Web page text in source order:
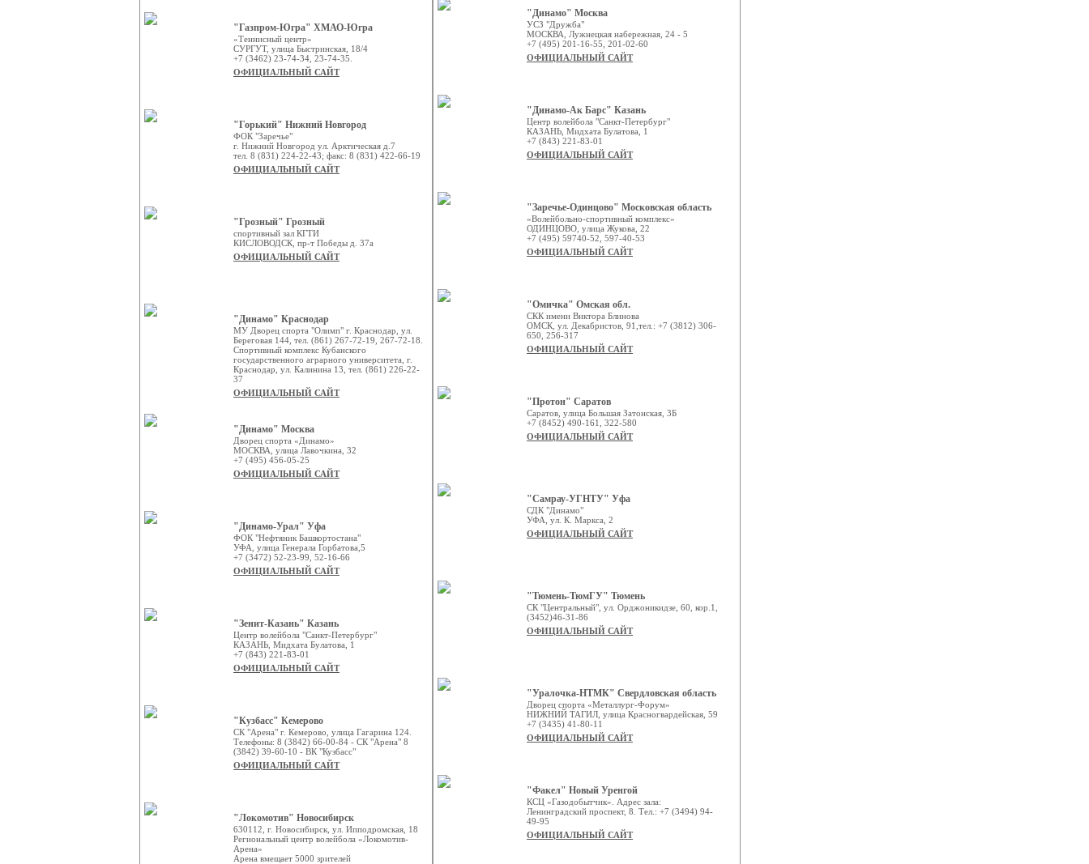
"Газпром-Югра" ХМАО-Югра
«Теннисный центр»
СУРГУТ, улица Быстринская, 18/4
+7 (3462) 23-74-34, 23-74-35.
ОФИЦИАЛЬНЫЙ САЙТ
"Горький" Нижний Новгород
ФОК "Заречье"
г. Нижний Новгород ул. Арктическая д.7
тел. 8 (831) 224-22-43; факс: 8 (831) 422-66-19
ОФИЦИАЛЬНЫЙ САЙТ
"Грозный" Грозный
спортивный зал КГТИ
КИСЛОВОДСК, пр-т Победы д. 37а
ОФИЦИАЛЬНЫЙ САЙТ
"Динамо" Краснодар
МУ Дворец спорта "Олимп" г. Краснодар, ул.
Береговая 144, тел. (861) 267-72-19, 267-72-18.
Спортивный комплекс Кубанского
государственного аграрного университета, г.
Краснодар, ул. Калинина 13, тел. (861) 226-22-
37
ОФИЦИАЛЬНЫЙ САЙТ
"Динамо" Москва
Дворец спорта «Динамо»
МОСКВА, улица Лавочкина, 32
+7 (495) 456-05-25
ОФИЦИАЛЬНЫЙ САЙТ
"Динамо-Урал" Уфа
ФОК "Нефтяник Башкортостана"
УФА, улица Генерала Горбатова,5
+7 (3472) 52-23-99, 52-16-66
ОФИЦИАЛЬНЫЙ САЙТ
"Зенит-Казань" Казань
Центр волейбола "Санкт-Петербург"
КАЗАНЬ, Мидхата Булатова, 1
+7 (843) 221-83-01
ОФИЦИАЛЬНЫЙ САЙТ
"Кузбасс" Кемерово
СК "Арена" г. Кемерово, улица Гагарина 124.
Телефоны: 8 (3842) 66-00-84 - СК "Арена" 8
(3842) 39-60-10 - ВК "Кузбасс"
ОФИЦИАЛЬНЫЙ САЙТ
"Локомотив" Новосибирск
630112, г. Новосибирск, ул. Ипподромская, 18
Региональный центр волейбола «Локомотив-
Арена»
Арена вмещает 5000 зрителей
"Динамо" Москва
УСЗ "Дружба"
МОСКВА, Лужнецкая набережная, 24 - 5
+7 (495) 201-16-55, 201-02-60
ОФИЦИАЛЬНЫЙ САЙТ
"Динамо-Ак Барс" Казань
Центр волейбола "Санкт-Петербург"
КАЗАНЬ, Мидхата Булатова, 1
+7 (843) 221-83-01
ОФИЦИАЛЬНЫЙ САЙТ
"Заречье-Одинцово" Московская область
«Волейбольно-спортивный комплекс»
ОДИНЦОВО, улица Жукова, 22
+7 (495) 59740-52, 597-40-53
ОФИЦИАЛЬНЫЙ САЙТ
"Омичка" Омская обл.
СКК имени Виктора Блинова
ОМСК, ул. Декабристов, 91,тел.: +7 (3812) 306-
650, 256-317
ОФИЦИАЛЬНЫЙ САЙТ
"Протон" Саратов
Саратов, улица Большая Затонская, 3Б
+7 (8452) 490-161, 322-580
ОФИЦИАЛЬНЫЙ САЙТ
"Самрау-УГНТУ" Уфа
СДК "Динамо"
УФА, ул. К. Маркса, 2
ОФИЦИАЛЬНЫЙ САЙТ
"Тюмень-ТюмГУ" Тюмень
СК "Центральный", ул. Орджоникидзе, 60, кор.1,
(3452)46-31-86
ОФИЦИАЛЬНЫЙ САЙТ
"Уралочка-НТМК" Свердловская область
Дворец спорта «Металлург-Форум»
НИЖНИЙ ТАГИЛ, улица Красногвардейская, 59
+7 (3435) 41-80-11
ОФИЦИАЛЬНЫЙ САЙТ
"Факел" Новый Уренгой
КСЦ «Газодобытчик». Адрес зала:
Ленинградский проспект, 8. Тел.: +7 (3494) 94-
49-95
ОФИЦИАЛЬНЫЙ САЙТ